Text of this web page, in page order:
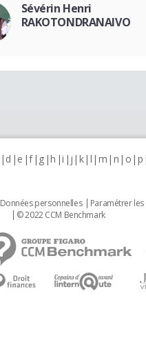
Sévérin Henri
RAKOTONDRANAIVO
d e f g h i j k l m n o p
Données personnelles Paramétrer
© 2022 CCM Benchmark